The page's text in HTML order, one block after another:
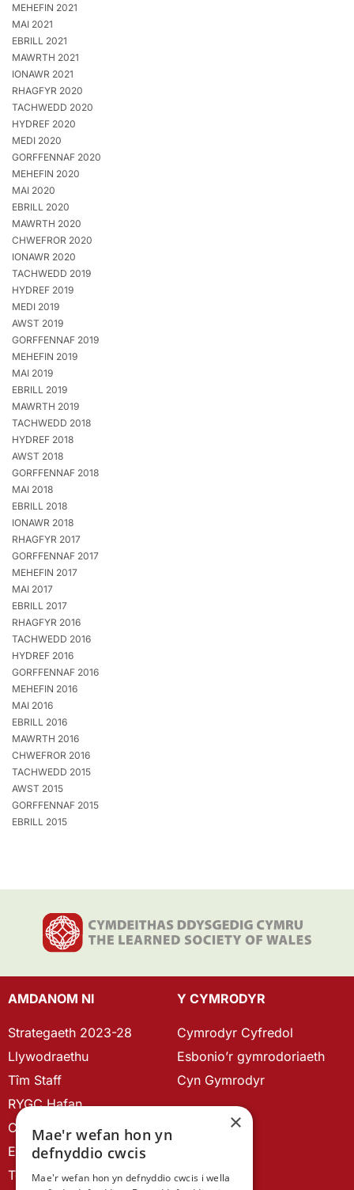
MEHEFIN 2021
MAI 2021
EBRILL 2021
MAWRTH 2021
IONAWR 2021
RHAGFYR 2020
TACHWEDD 2020
HYDREF 2020
MEDI 2020
GORFFENNAF 2020
MEHEFIN 2020
MAI 2020
EBRILL 2020
MAWRTH 2020
CHWEFROR 2020
IONAWR 2020
TACHWEDD 2019
HYDREF 2019
MEDI 2019
AWST 2019
GORFFENNAF 2019
MEHEFIN 2019
MAI 2019
EBRILL 2019
MAWRTH 2019
TACHWEDD 2018
HYDREF 2018
AWST 2018
GORFFENNAF 2018
MAI 2018
EBRILL 2018
IONAWR 2018
RHAGFYR 2017
GORFFENNAF 2017
MEHEFIN 2017
MAI 2017
EBRILL 2017
RHAGFYR 2016
TACHWEDD 2016
HYDREF 2016
GORFFENNAF 2016
MEHEFIN 2016
MAI 2016
EBRILL 2016
MAWRTH 2016
CHWEFROR 2016
TACHWEDD 2015
AWST 2015
GORFFENNAF 2015
EBRILL 2015
AMDANOM NI
Strategaeth 2023-28
Llywodraethu
Tîm Staff
RYGC Hafan
Canllawiau brandio
Ein Hanes
Telerau ac Amodau
Y CYMRODYR
Cymrodyr Cyfredol
Esbonio’r gymrodoriaeth
Cyn Gymrodyr
×
Mae'r wefan hon yn
defnyddio cwcis
Mae'r wefan hon yn defnyddio cwcis i wella